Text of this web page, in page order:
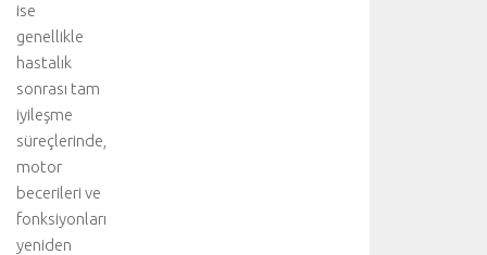
ise
genellikle
hastalık
sonrası tam
iyileşme
süreçlerinde,
motor
becerileri ve
fonksiyonları
yeniden